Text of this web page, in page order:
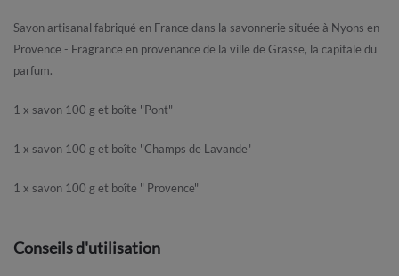
Savon artisanal fabriqué en France dans la savonnerie située à Nyons en
Provence - Fragrance en provenance de la ville de Grasse, la capitale du
parfum.
1 x savon 100 g et boîte "Pont"
1 x savon 100 g et boîte "Champs de Lavande"
1 x savon 100 g et boîte " Provence"
Conseils d'utilisation